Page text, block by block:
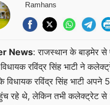
Ramhans
News: राजस्थान के बाड़मेर
रविंद्र सिंह भाटी ने
विधायक रविंद्र सिंह भाटी
रहे थे, लेकिन तभी कलेक्ट्रेट से 1